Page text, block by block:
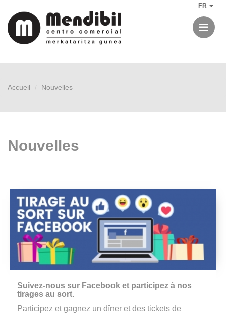
FR
Accueil Nouvelles
Nouvelles
Suivez-nous sur Facebook et participez à nos
tirages au sort.
Participez et gagnez un dîner et des tickets de